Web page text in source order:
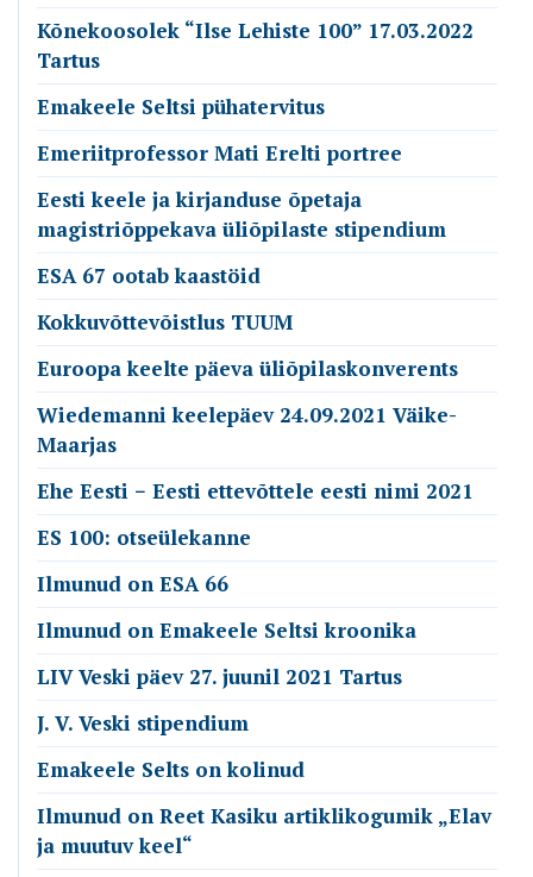
Kõnekoosolek “Ilse Lehiste 100” 17.03.2022
Tartus
Emakeele Seltsi pühatervitus
Emeriitprofessor Mati Erelti portree
Eesti keele ja kirjanduse õpetaja
magistriõppekava üliõpilaste stipendium
ESA 67 ootab kaastöid
Kokkuvõttevõistlus TUUM
Euroopa keelte päeva üliõpilaskonverents
Wiedemanni keelepäev 24.09.2021 Väike-
Maarjas
Ehe Eesti − Eesti ettevõttele eesti nimi 2021
ES 100: otseülekanne
Ilmunud on ESA 66
Ilmunud on Emakeele Seltsi kroonika
LIV Veski päev 27. juunil 2021 Tartus
J. V. Veski stipendium
Emakeele Selts on kolinud
Ilmunud on Reet Kasiku artiklikogumik „Elav
ja muutuv keel“